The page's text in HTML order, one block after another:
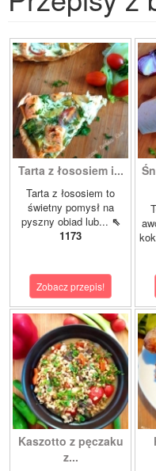
Tarta z łososiem i...
Tarta z łososiem to
świetny pomysł na
pyszny obiad lub... ⇖
1173
Zobacz przepis!
Kaszotto z pęczaku
z...